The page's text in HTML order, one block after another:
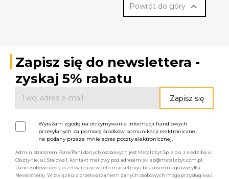
Powrót do góry 
Zapisz się do newslettera -
zyskaj 5% rabatu
Wyrażam zgodę na otrzymywanie informacji handlowych
przesyłanych za pomocą środków komunikacji elektronicznej
na podany przeze mnie adres poczty elektronicznej.
Administratorem Pana/Pani danych osobowych jest Metalzbyt Sp. z o.o. z siedzibą w
Olsztynie, ul. Stalowa 1, kontakt mailowy pod adresem: sklep@metalzbyt.com.pl.
Dane osobowe będą przetwarzane w celu marketingu bezpośredniego (wysyłka
Newslettera). W związku z przetwarzaniem danych osobowych mogą przysługiwać